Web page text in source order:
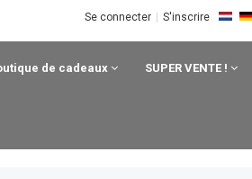
Se connecter S'inscrire
de cadeaux SUPER VENTE !